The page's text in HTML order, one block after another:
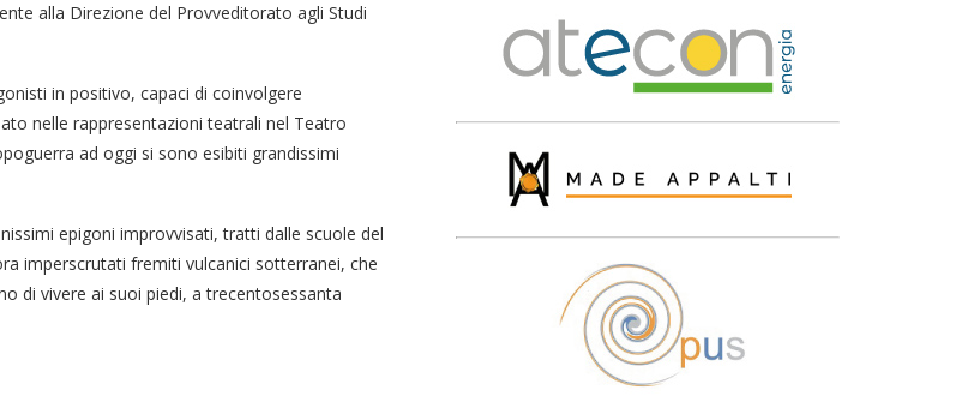
alla Direzione del Provveditorato agli Studi
in positivo, capaci di coinvolgere
nelle rappresentazioni teatrali nel Teatro
ad oggi si sono esibiti grandissimi
epigoni improvvisati, tratti dalle scuole del
imperscrutati fremiti vulcanici sotterranei, che
di vivere ai suoi piedi, a trecentosessanta